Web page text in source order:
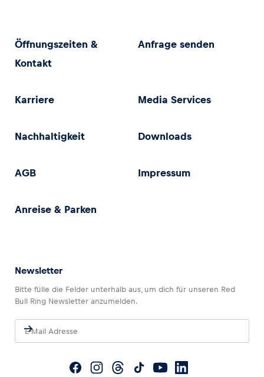
Öffnungszeiten &
Kontakt
Anfrage senden
Karriere Media Services
Nachhaltigkeit Downloads
AGB Impressum
Anreise & Parken
Newsletter
Bitte fülle die Felder unterhalb aus, um dich für unseren Red
Bull Ring Newsletter anzumelden.